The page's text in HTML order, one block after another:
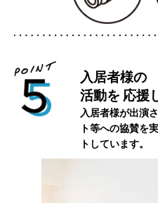
入居者様の
活動を 応援
入居者様が出演
ト等への協賛を
トしています。